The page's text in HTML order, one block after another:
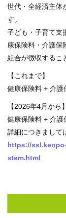
み
健
保
の
付
保
健
業
続
世代・全経済主体
す。
子ども・子育て支
康保険料・介護保
組合が徴収するこ
【これまで】
健康保険料 + 介護
【2026年4月から】
健康保険料 + 介護
詳細につきまして
https://
stem.html